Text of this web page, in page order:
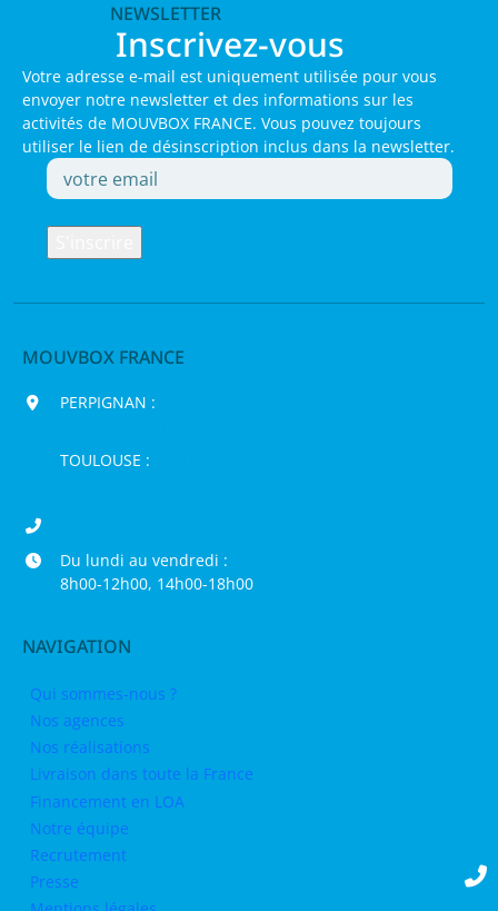
NEWSLETTER
Inscrivez-vous
Votre adresse e-mail est uniquement utilisée pour vous
envoyer notre newsletter et des informations sur les
activités de MOUVBOX FRANCE. Vous pouvez toujours
utiliser le lien de désinscription inclus dans la newsletter.
MOUVBOX FRANCE
PERPIGNAN :
TOULOUSE :
Du lundi au vendredi :
8h00-12h00, 14h00-18h00
NAVIGATION
Qui sommes-nous ?
Nos agences
Nos réalisations
Livraison dans toute la France
Financement en LOA
Notre équipe
Recrutement
Presse